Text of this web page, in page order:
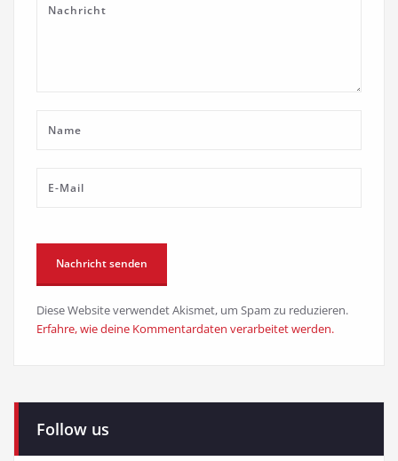
Diese Website verwendet Akismet, um Spam zu reduzieren.
Erfahre, wie deine Kommentardaten verarbeitet werden.
Follow us